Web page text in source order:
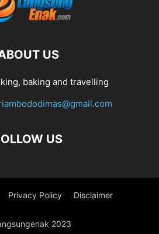
US
baking and travelling
US
Privacy Policy Disclaimer
2023